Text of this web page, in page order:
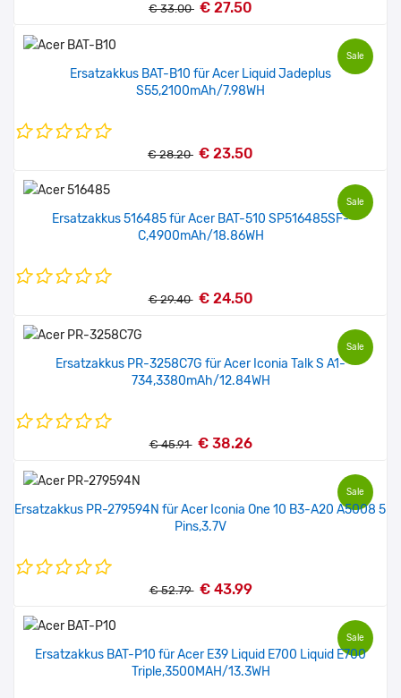
€ 33.00 € 27.50
Sale
Ersatzakkus BAT-B10 für Acer Liquid Jadeplus
S55,2100mAh/7.98WH
€ 28.20 € 23.50
Sale
Ersatzakkus 516485 für Acer BAT-510 SP516485SF-
C,4900mAh/18.86WH
€ 29.40 € 24.50
Sale
Ersatzakkus PR-3258C7G für Acer Iconia Talk S A1-
734,3380mAh/12.84WH
€ 45.91 € 38.26
Sale
Ersatzakkus PR-279594N für Acer Iconia One 10 B3-A20 A5008 5
Pins,3.7V
€ 52.79 € 43.99
Sale
Ersatzakkus BAT-P10 für Acer E39 Liquid E700 Liquid E700
Triple,3500MAH/13.3WH